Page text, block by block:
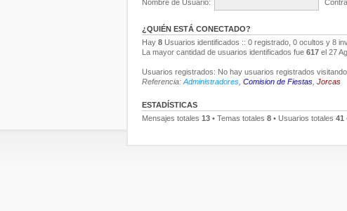
Nombre de Usuario:
¿QUIÉN ESTÁ CONECTADO?
Hay 8 Usuarios identificados :: 0 registrado, 0 ocultos y 8
La mayor cantidad de usuarios identificados fue 617 el 27
Usuarios registrados: No hay usuarios registrados
Referencia: Administradores Comision de Fiestas Jorcas
ESTADÍSTICAS
Mensajes totales 13 • Temas totales 8 • Usuarios totales 41